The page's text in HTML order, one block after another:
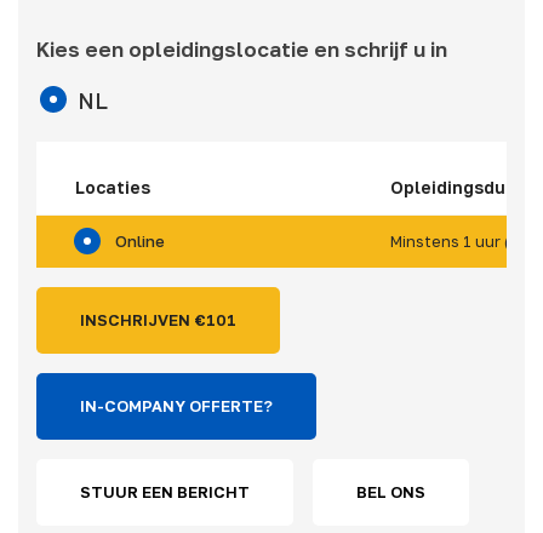
Kies een opleidingslocatie en schrijf u in
NL
Locaties Opleidingsduur
Online Minstens 1 uur (*)
INSCHRIJVEN €101
IN-COMPANY OFFERTE?
STUUR EEN BERICHT BEL ONS